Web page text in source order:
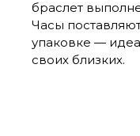
браслет
Часы
упаковке —
своих близких.